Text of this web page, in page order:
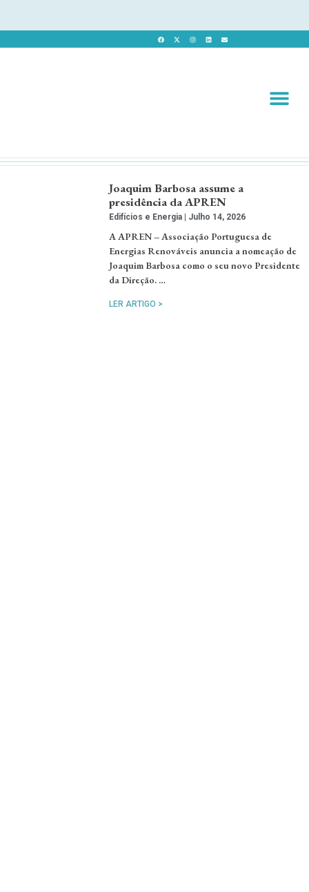
Joaquim Barbosa assume a
presidência da APREN
Edifícios e Energia Julho 14, 2026
A APREN – Associação Portuguesa de
Energias Renováveis anuncia a nomeação de
Joaquim Barbosa como o seu novo Presidente
da Direção. …
LER ARTIGO >